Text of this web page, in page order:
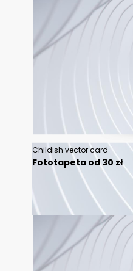
Childish vector card
Fototapeta od 30 zł